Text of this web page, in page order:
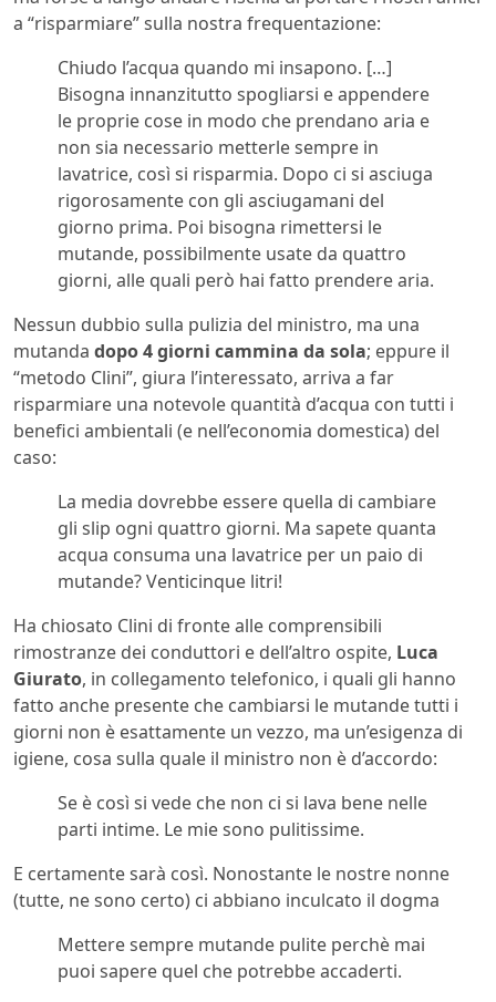
a “risparmiare” sulla nostra frequentazione:
Chiudo l’acqua quando mi insapono. […]
Bisogna innanzitutto spogliarsi e appendere
le proprie cose in modo che prendano aria e
non sia necessario metterle sempre in
lavatrice, così si risparmia. Dopo ci si asciuga
rigorosamente con gli asciugamani del
giorno prima. Poi bisogna rimettersi le
mutande, possibilmente usate da quattro
giorni, alle quali però hai fatto prendere aria.
Nessun dubbio sulla pulizia del ministro, ma una
mutanda dopo 4 giorni cammina da sola; eppure il
“metodo Clini”, giura l’interessato, arriva a far
risparmiare una notevole quantità d’acqua con tutti i
benefici ambientali (e nell’economia domestica) del
caso:
La media dovrebbe essere quella di cambiare
gli slip ogni quattro giorni. Ma sapete quanta
acqua consuma una lavatrice per un paio di
mutande? Venticinque litri!
Ha chiosato Clini di fronte alle comprensibili
rimostranze dei conduttori e dell’altro ospite, Luca
Giurato, in collegamento telefonico, i quali gli hanno
fatto anche presente che cambiarsi le mutande tutti i
giorni non è esattamente un vezzo, ma un’esigenza di
igiene, cosa sulla quale il ministro non è d’accordo:
Se è così si vede che non ci si lava bene nelle
parti intime. Le mie sono pulitissime.
E certamente sarà così. Nonostante le nostre nonne
(tutte, ne sono certo) ci abbiano inculcato il dogma
Mettere sempre mutande pulite perchè mai
puoi sapere quel che potrebbe accaderti.